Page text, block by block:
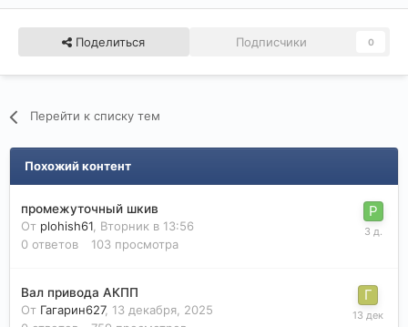
Поделиться Подписчики 0
Перейти к списку тем
Похожий контент
промежуточный шкив
От plohish61, Вторник в 13:56
0 ответов 103 просмотра
Вал привода АКПП
От Гагарин627, 13 декабря, 2025